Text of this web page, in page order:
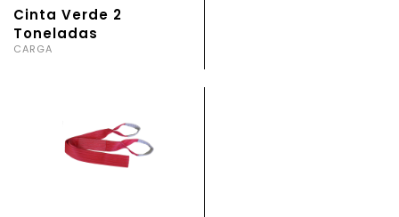
Cinta Verde 2
Toneladas
CARGA